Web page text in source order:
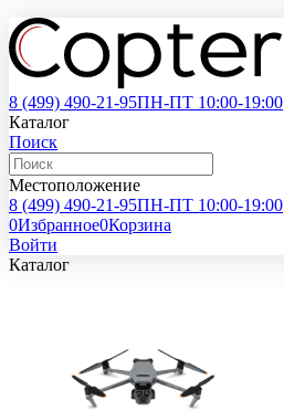
8 (499) 490-21-95ПН-ПТ 10:00-19:00
Каталог
Поиск
Местоположение
8 (499) 490-21-95ПН-ПТ 10:00-19:00
0Избранное0Корзина
Войти
Каталог